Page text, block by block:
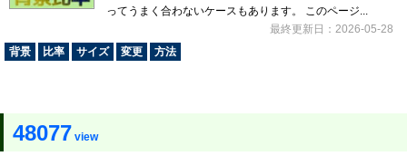
ってうまく合わないケースもあります。 このページ...
最終更新日：2026-05-28
背景
比率 サイズ 変更 方法
48077 view